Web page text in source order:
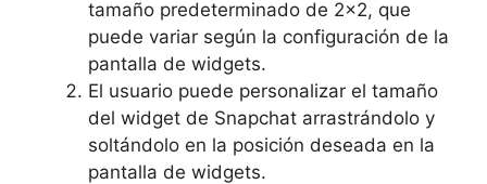
tamaño predeterminado de 2×2, ⁣que⁣
puede variar ⁤según la configuración‍ de la
pantalla de widgets.
El usuario puede personalizar⁣ el tamaño
del widget de Snapchat arrastrándolo y
⁣soltándolo en la⁣ posición deseada en la⁣
pantalla de‍ widgets.